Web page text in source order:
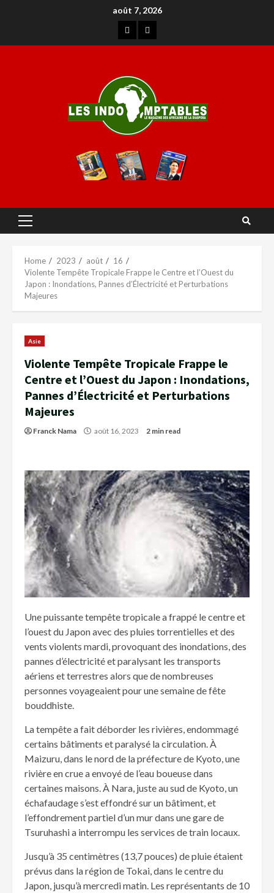
août 7, 2026
Home 2023 août
16
Violente Tempête Tropicale Frappe le Centre et l’Ouest du
Japon : Inondations, Pannes d’Électricité et Perturbations
Majeures
Asie
Violente Tempête Tropicale Frappe le
Centre et l’Ouest du Japon : Inondations,
Pannes d’Électricité et Perturbations
Majeures
Franck Nama août 16, 2023 2 min read
Une puissante tempête tropicale a frappé le centre et
l’ouest du Japon avec des pluies torrentielles et des
vents violents mardi, provoquant des inondations, des
pannes d’électricité et paralysant les transports
aériens et terrestres alors que de nombreuses
personnes voyageaient pour une semaine de fête
bouddhiste.
La tempête a fait déborder les rivières, endommagé
certains bâtiments et paralysé la circulation. À
Maizuru, dans le nord de la préfecture de Kyoto, une
rivière en crue a envoyé de l’eau boueuse dans
certaines maisons. À Nara, juste au sud de Kyoto, un
échafaudage s’est effondré sur un bâtiment, et
l’effondrement partiel d’un mur dans une gare de
Tsuruhashi a interrompu les services de train locaux.
Jusqu’à 35 centimètres (13,7 pouces) de pluie étaient
prévus dans la région de Tokai, dans le centre du
Japon, jusqu’à mercredi matin. Les représentants de 10